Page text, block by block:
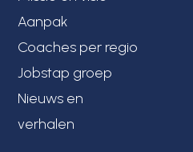
Aanpak
Coaches per regio
Jobstap groep
Nieuws en
verhalen